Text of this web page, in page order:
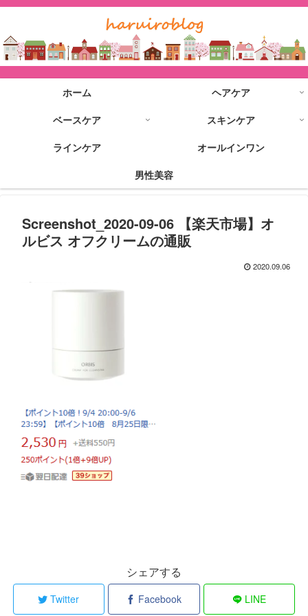
ホーム
ヘアケア
ベースケア
スキンケア
ラインケア
オールインワン
男性美容
Screenshot_2020-09-06 【楽天市場】オ
ルビス オフクリームの通販
2020.09.06
シェアする
Twitter Facebook LINE